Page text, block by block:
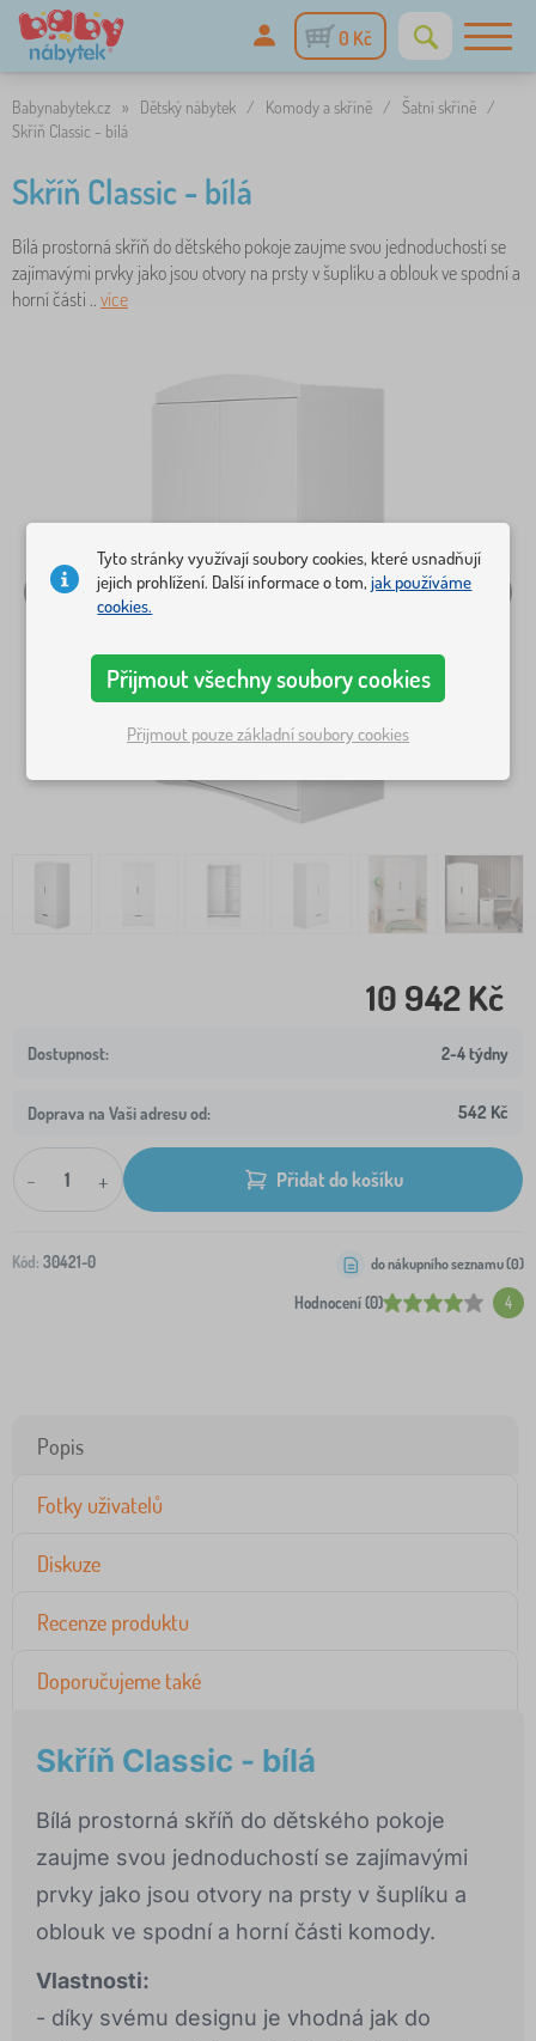
0 Kč
Babynabytek.cz » Dětský nábytek / Komody a skříně / Šatní skříně /
Skříň Classic - bílá
Skříň Classic - bílá
Bílá prostorná skříň do dětského pokoje zaujme svou jednoduchostí se
zajímavými prvky jako jsou otvory na prsty v šuplíku a oblouk ve spodní a
horní části .. více
10 942 Kč
2-4 týdny
Doprava na Vaši adresu od: 542 Kč
- + Přidat do košíku
Kód: 30421-0
Hodnocení (0) 4
do nákupního seznamu (0)
Popis
Fotky uživatelů
Diskuze
Recenze produktu
Doporučujeme také
Skříň Classic - bílá
Bílá prostorná skříň do dětského pokoje
zaujme svou jednoduchostí se zajímavými
prvky jako jsou otvory na prsty v šuplíku a
oblouk ve spodní a horní části komody.
Vlastnosti:
- díky svému designu je vhodná jak do
Tyto stránky využívají soubory cookies, které usnadňují
jejich prohlížení. Další informace o tom,jak používáme
cookies.
Přijmout všechny soubory cookies
Přijmout pouze základní soubory cookies